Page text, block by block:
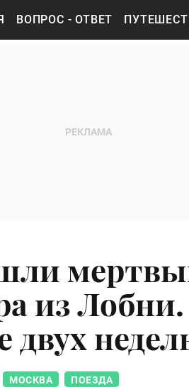
ВОПРОС - ОТВЕТ
из Лобни.
МОСКВА ПОЕЗДА